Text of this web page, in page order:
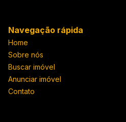
Navegação rápida
Home
Sobre nós
Buscar imóvel
Anunciar imóvel
Contato